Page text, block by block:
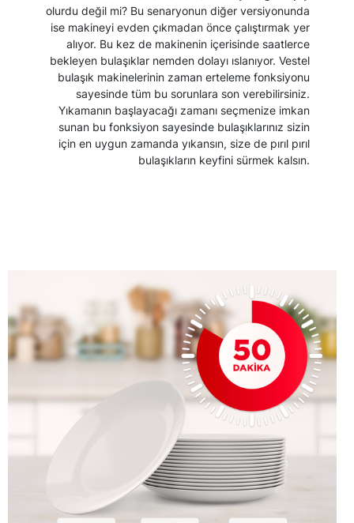
olurdu değil mi? Bu senaryonun diğer versiyonunda
ise makineyi evden çıkmadan önce çalıştırmak yer
alıyor. Bu kez de makinenin içerisinde saatlerce
bekleyen bulaşıklar nemden dolayı ıslanıyor. Vestel
bulaşık makinelerinin zaman erteleme fonksiyonu
sayesinde tüm bu sorunlara son verebilirsiniz.
Yıkamanın başlayacağı zamanı seçmenize imkan
sunan bu fonksiyon sayesinde bulaşıklarınız sizin
için en uygun zamanda yıkansın, size de pırıl pırıl
bulaşıkların keyfini sürmek kalsın.